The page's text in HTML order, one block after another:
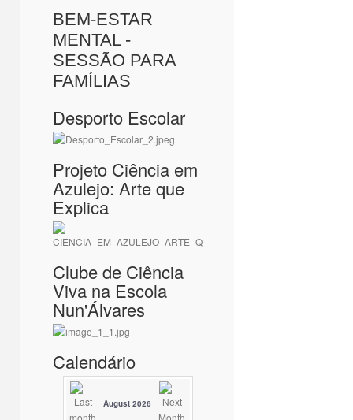
BEM-ESTAR
MENTAL -
SESSÃO PARA
FAMÍLIAS
Desporto Escolar
Projeto Ciência em
Azulejo: Arte que
Explica
Clube de Ciência
Viva na Escola
Nun'Álvares
Calendário
August 2026